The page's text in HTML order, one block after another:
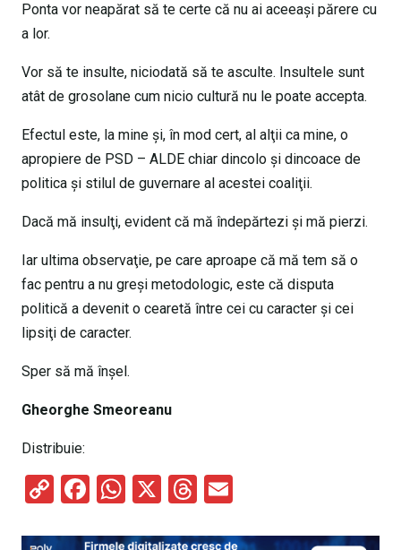
Ponta vor neapărat să te certe că nu ai aceeaşi părere cu
a lor.
Vor să te insulte, niciodată să te asculte. Insultele sunt
atât de grosolane cum nicio cultură nu le poate accepta.
Efectul este, la mine şi, în mod cert, al alţii ca mine, o
apropiere de PSD – ALDE chiar dincolo şi dincoace de
politica şi stilul de guvernare al acestei coaliţii.
Dacă mă insulţi, evident că mă îndepărtezi şi mă pierzi.
Iar ultima observaţie, pe care aproape că mă tem să o
fac pentru a nu greşi metodologic, este că disputa
politică a devenit o cearetă între cei cu caracter şi cei
lipsiţi de caracter.
Sper să mă înşel.
Gheorghe Smeoreanu
Distribuie:
C
F
W X
T